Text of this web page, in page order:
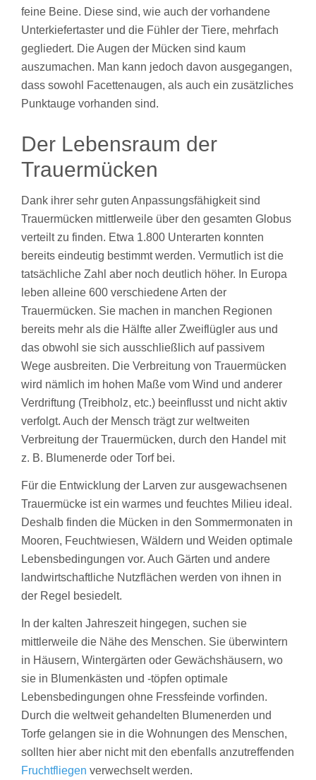
feine Beine. Diese sind, wie auch der vorhandene
Unterkiefertaster und die Fühler der Tiere, mehrfach
gegliedert. Die Augen der Mücken sind kaum
auszumachen. Man kann jedoch davon ausgegangen,
dass sowohl Facettenaugen, als auch ein zusätzliches
Punktauge vorhanden sind.
Der Lebensraum der
Trauermücken
Dank ihrer sehr guten Anpassungsfähigkeit sind
Trauermücken mittlerweile über den gesamten Globus
verteilt zu finden. Etwa 1.800 Unterarten konnten
bereits eindeutig bestimmt werden. Vermutlich ist die
tatsächliche Zahl aber noch deutlich höher. In Europa
leben alleine 600 verschiedene Arten der
Trauermücken. Sie machen in manchen Regionen
bereits mehr als die Hälfte aller Zweiflügler aus und
das obwohl sie sich ausschließlich auf passivem
Wege ausbreiten. Die Verbreitung von Trauermücken
wird nämlich im hohen Maße vom Wind und anderer
Verdriftung (Treibholz, etc.) beeinflusst und nicht aktiv
verfolgt. Auch der Mensch trägt zur weltweiten
Verbreitung der Trauermücken, durch den Handel mit
z. B. Blumenerde oder Torf bei.
Für die Entwicklung der Larven zur ausgewachsenen
Trauermücke ist ein warmes und feuchtes Milieu ideal.
Deshalb finden die Mücken in den Sommermonaten in
Mooren, Feuchtwiesen, Wäldern und Weiden optimale
Lebensbedingungen vor. Auch Gärten und andere
landwirtschaftliche Nutzflächen werden von ihnen in
der Regel besiedelt.
In der kalten Jahreszeit hingegen, suchen sie
mittlerweile die Nähe des Menschen. Sie überwintern
in Häusern, Wintergärten oder Gewächshäusern, wo
sie in Blumenkästen und -töpfen optimale
Lebensbedingungen ohne Fressfeinde vorfinden.
Durch die weltweit gehandelten Blumenerden und
Torfe gelangen sie in die Wohnungen des Menschen,
sollten hier aber nicht mit den ebenfalls anzutreffenden
Fruchtfliegen verwechselt werden.